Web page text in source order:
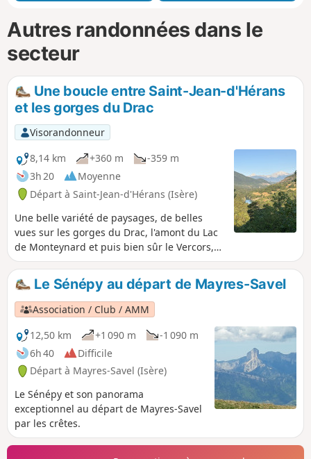
Autres randonnées dans le
secteur
Une boucle entre Saint-Jean-d'Hérans
et les gorges du Drac
Visorandonneur
8,14 km
+360 m
-359 m
3h 20
Moyenne
Départ à Saint-Jean-d'Hérans (Isère)
Une belle variété de paysages, de belles
vues sur les gorges du Drac, l'amont du Lac
de Monteynard et puis bien sûr le Vercors,
l'Oisans, l'Obioux etc.Un balisage Jaune vous
accompagnera et de nombreux panneaux de
randonnée vous guideront.
Le Sénépy au départ de Mayres-Savel
Association / Club / AMM
12,50 km
+1 090 m
-1 090 m
6h 40
Difficile
Départ à Mayres-Savel (Isère)
Le Sénépy et son panorama
exceptionnel au départ de Mayres-Savel
par les crêtes.